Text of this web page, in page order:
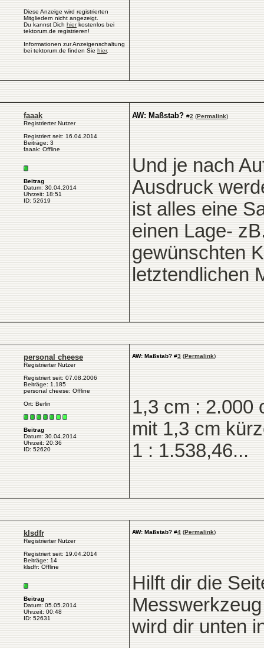
Diese Anzeige wird registrierten
Mitgliedern nicht angezeigt.
Du kannst Dich hierkostenlos bei
tektorum.de registrieren!
Informationen zur Anzeigenschaltung
bei tektorum.de finden Sie hier.
faaak
Registrierter Nutzer
Registriert seit: 16.04.2014
Beiträge: 3
faaak: Offline
Beitrag
Datum: 30.04.2014
Uhrzeit: 18:51
ID: 52619
AW: Maßstab? #2 (Permalink)
Und je nach
Ausdruck
ist alles eine
einen Lage-
gewünschten
letztendlichen
personal cheese
Registrierter Nutzer
Registriert seit: 07.08.2006
Beiträge: 1.185
personal cheese: Offline
Ort: Berlin
Beitrag
Datum: 30.04.2014
Uhrzeit: 20:36
ID: 52620
AW: Maßstab? #3 (Permalink)
1,3 cm : 2.000
mit 1,3 cm
1 : 1.538,46...
klsdfr
Registrierter Nutzer
Registriert seit: 19.04.2014
Beiträge: 14
klsdfr: Offline
Beitrag
Datum: 05.05.2014
Uhrzeit: 00:48
ID: 52631
AW: Maßstab? #4 (Permalink)
Hilft dir die
wird dir unten